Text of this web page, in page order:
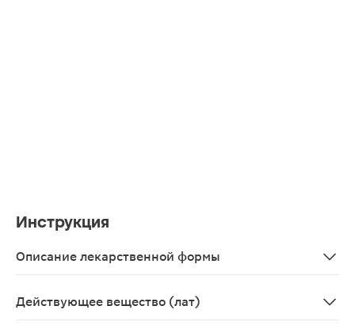
Инструкция
Описание лекарственной формы
Действующее вещество (лат)